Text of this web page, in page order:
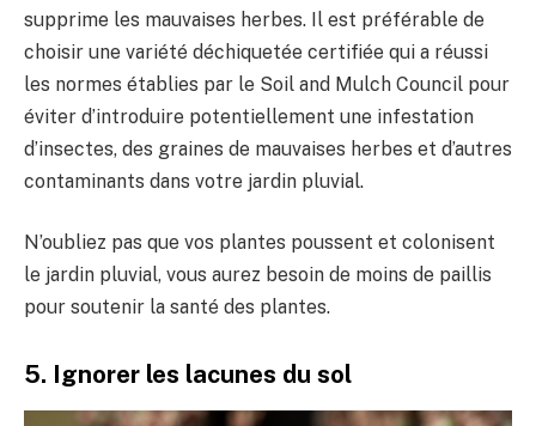
supprime les mauvaises herbes. Il est préférable de
choisir une variété déchiquetée certifiée qui a réussi
les normes établies par le Soil and Mulch Council pour
éviter d’introduire potentiellement une infestation
d’insectes, des graines de mauvaises herbes et d’autres
contaminants dans votre jardin pluvial.
N’oubliez pas que vos plantes poussent et colonisent
le jardin pluvial, vous aurez besoin de moins de paillis
pour soutenir la santé des plantes.
5. Ignorer les lacunes du sol